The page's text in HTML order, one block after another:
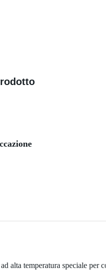
alta temperatura speciale per